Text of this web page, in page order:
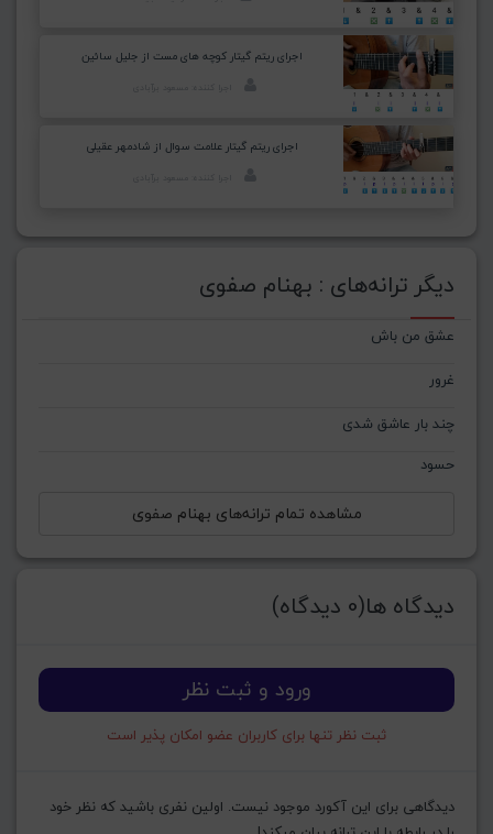
اجرای ریتم گیتار کوچه های مست از جلیل سائین
اجرای ریتم گیتار علامت سوال از شادمهر عقیلی
دیگر ترانه‌های : بهنام صفوی
عشق من باش
غرور
چند بار عاشق شدی
حسود
مشاهده تمام ترانه‌های بهنام صفوی
دیدگاه ها(0 دیدگاه)
ورود و ثبت نظر
ثبت نظر تنها برای کاربران عضو امکان پذیر است
دیدگاهی برای این آکورد موجود نیست. اولین نفری باشید که نظر خود